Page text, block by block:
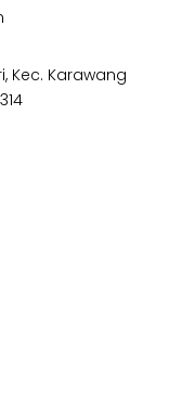
Kec. Karawang